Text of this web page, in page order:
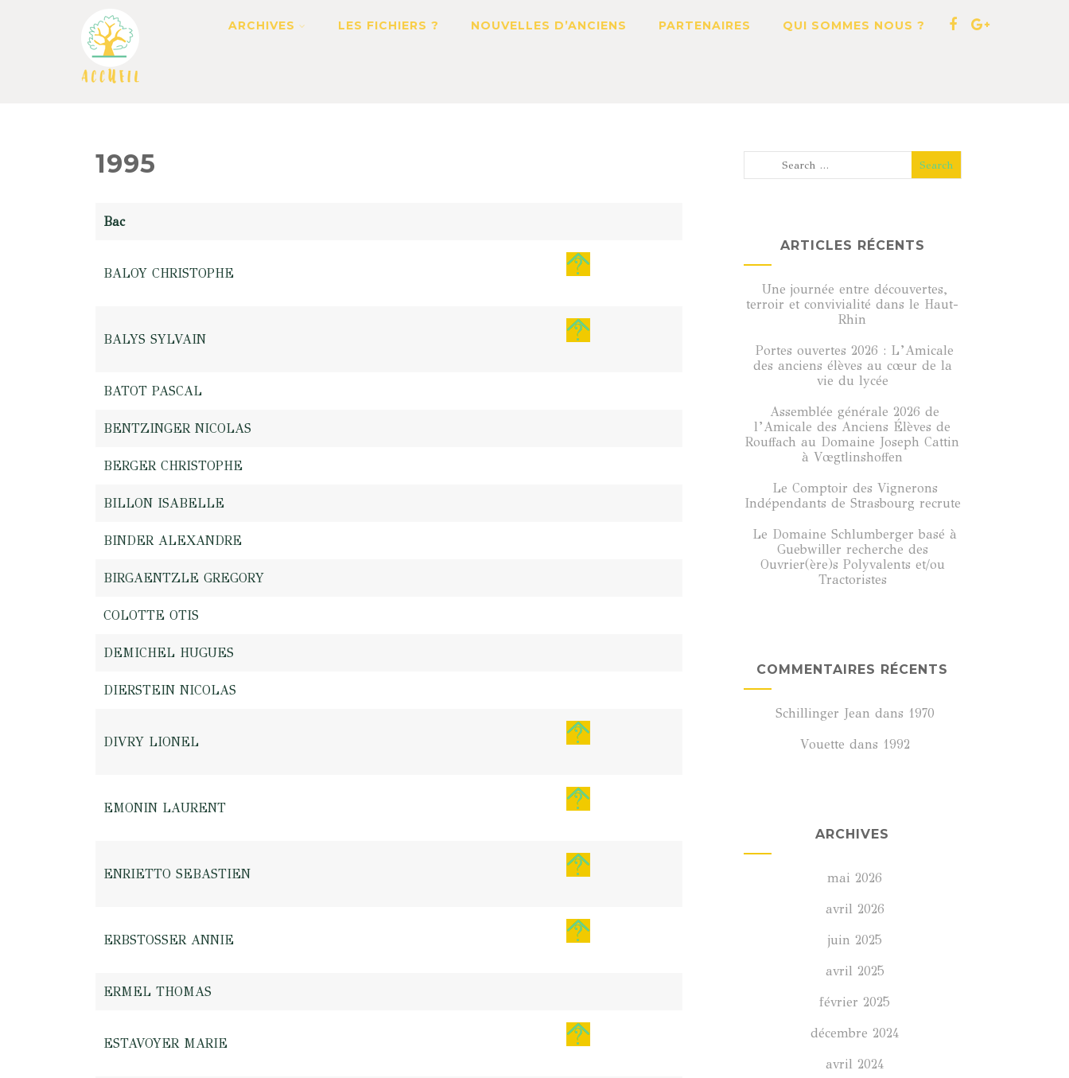
ARCHIVES LES FICHIERS ? NOUVELLES D’ANCIENS PARTENAIRES QUI SOMMES NOUS ?
1995
Bac
BALOY CHRISTOPHE
BALYS SYLVAIN
BATOT PASCAL
BENTZINGER NICOLAS
BERGER CHRISTOPHE
BILLON ISABELLE
BINDER ALEXANDRE
BIRGAENTZLE GREGORY
COLOTTE OTIS
DEMICHEL HUGUES
DIERSTEIN NICOLAS
DIVRY LIONEL
EMONIN LAURENT
ENRIETTO SEBASTIEN
ERBSTOSSER ANNIE
ERMEL THOMAS
ESTAVOYER MARIE
ARTICLES RÉCENTS
Une journée entre découvertes,
terroir et convivialité dans le Haut-
Rhin
Portes ouvertes 2026 : L’Amicale
des anciens élèves au cœur de la
vie du lycée
Assemblée générale 2026 de
l’Amicale des Anciens Élèves de
Rouffach au Domaine Joseph Cattin
à Vœgtlinshoffen
Le Comptoir des Vignerons
Indépendants de Strasbourg recrute
Le Domaine Schlumberger basé à
Guebwiller recherche des
Ouvrier(ère)s Polyvalents et/ou
Tractoristes
COMMENTAIRES RÉCENTS
Schillinger Jean dans 1970
Vouette dans 1992
ARCHIVES
mai 2026
avril 2026
juin 2025
avril 2025
février 2025
décembre 2024
avril 2024